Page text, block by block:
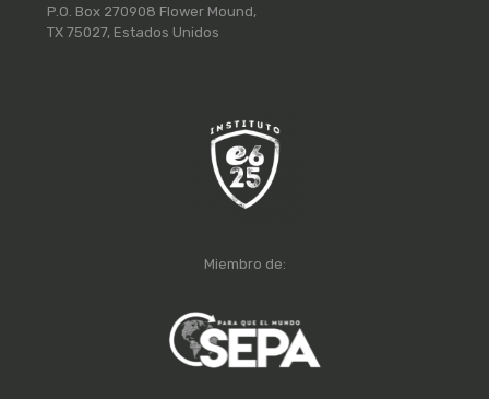
P.O. Box 270908 Flower Mound,
TX 75027, Estados Unidos
Miembro de: